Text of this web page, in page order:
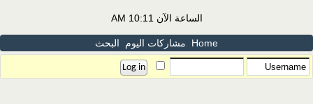
الساعة الآن 10:11 AM
Home مشاركات اليوم البحث